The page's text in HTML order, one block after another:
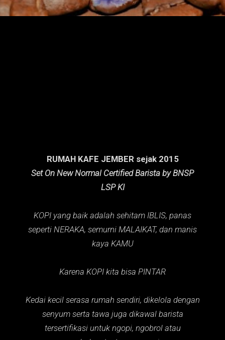
n
g
RUMAH KAFE JEMBER sejak 2015
Set On New Normal Certified Barista by BNSP
LSP KI
KOPI yang baik adalah sehitam IBLIS, panas
seperti NERAKA, semurni MALAIKAT, dan manis
kaya KAMU
Karena KOPI kita bisa PINTAR
Kedai kecil serasa rumah sendiri, dikelola dengan
senyum serta tawa juga dikawal barista
tersertifikasi untuk ngopi, ngobrol atau